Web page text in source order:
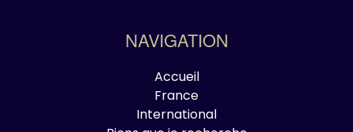
NAVIGATION
Accueil
France
International